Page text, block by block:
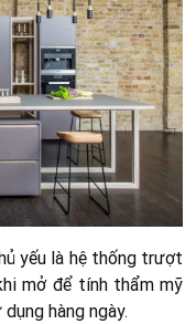
yếu là hệ thống trượt
mở để tính thẩm mỹ
hàng ngày.